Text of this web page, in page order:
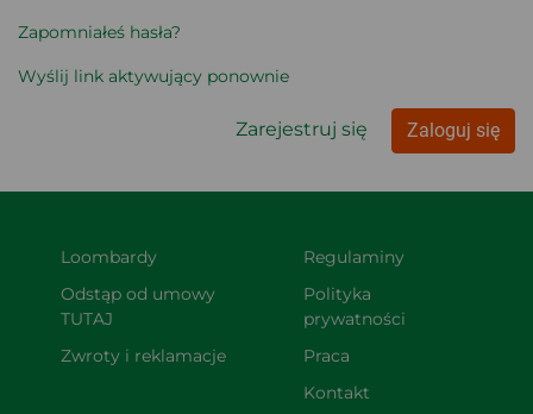
Zapomniałeś hasła?
Wyślij link aktywujący ponownie
Zarejestruj się Zaloguj się
Loombardy
Odstąp od umowy
TUTAJ
Zwroty i reklamacje
Regulaminy
Polityka
prywatności
Praca
Kontakt